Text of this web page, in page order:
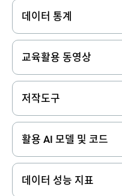
데이터 통계
교육활용 동영상
저작도구
활용 AI 모델 및 코드
데이터 성능 지표